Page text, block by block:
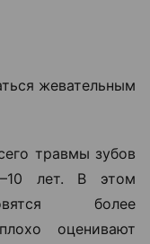
жевательным
травмы зубов
лет. В этом
более
оценивают